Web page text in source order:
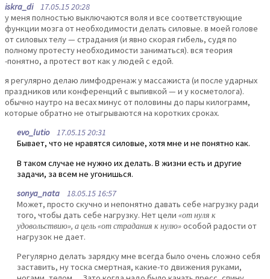
iskra_di17.05.15 20:28
у меня полностью выключаются воля и все соответствующие
функции мозга от необходимости делать силовые. в моей голове
от силовых телу — страдания (и явно скорая гибель, судя по
полному протесту необходимости заниматься). вся теория
-понятно, а протест вот как у людей с едой.
я регулярно делаю лимфодренаж у массажиста (и после ударных
праздников или конференций с выпивкой — и у косметолога).
обычно наутро на весах минус от половины до пары килограмм,
которые обратно не отыгрываются на коротких сроках.
evo_lutio17.05.15 20:31
Бывает, что не нравятся силовые, хотя мне и не понятно как.
В таком случае не нужно их делать. В жизни есть и другие
задачи, за всем не угонишься.
sonya_nata 18.05.15 16:57
Может, просто скучно и непонятно давать себе нагрузку ради
того, чтобы дать себе нагрузку. Нет цели «от нуля к
удовольствию», а цель «от страдания к нулю»особой радости от
нагрузок не дает.
Регулярно делать зарядку мне всегда было очень сложно себя
заставить, ну тоска смертная, какие-то движения руками,